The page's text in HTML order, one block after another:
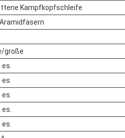
Kampfkopfschleife
große